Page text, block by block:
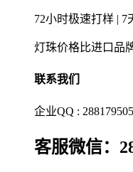
72小时极速打样 | 7
灯珠价格比进口品
联系我们
企业QQ :
客服微信：